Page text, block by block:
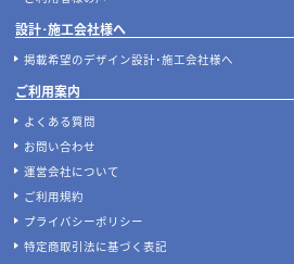
内装の費用相場シミュレーター
デザイン設計・施工会社を探す
人気のおすすめ内装業者・ランキング
店舗デザイン・設計会社のテーマ別比較
店舗・商業施設の施工事例を探す
業種別 内装工事の費用相場
設計施工会社、事例の閲覧履歴
店舗デザインのプロに聞いてみた！